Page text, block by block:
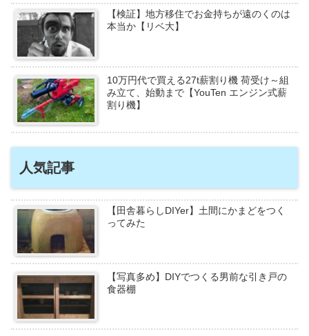
【検証】地方移住でお金持ちが遠のくのは
本当か【リベ大】
10万円代で買える27t薪割り機 荷受け～組
み立て、始動まで【YouTen エンジン式薪
割り機】
人気記事
【田舎暮らしDIYer】土間にかまどをつく
ってみた
【写真多め】DIYでつくる男前な引き戸の
食器棚